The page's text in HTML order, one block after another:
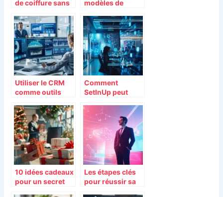
de coiffure sans
étapes à suivre
modèles de
pour une gestion
efficace
Utiliser le CRM
comme outils
Comment
SetInUp peut
gestion de votre
entreprise
10 idées cadeaux
pour un secret
Les étapes clés
pour réussir sa